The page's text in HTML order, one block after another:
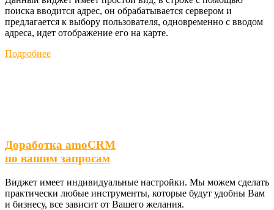
поиска вводится адрес, он обрабатывается сервером и
предлагается к выбору пользователя, одновременно с вводом
адреса, идет отображение его на карте.
Подробнее
Доработка amoCRM
по вашим запросам
Виджет имеет индивидуальные настройки. Мы можем сделать
практически любые инструменты, которые будут удобны Вам
и бизнесу, все зависит от Вашего желания.